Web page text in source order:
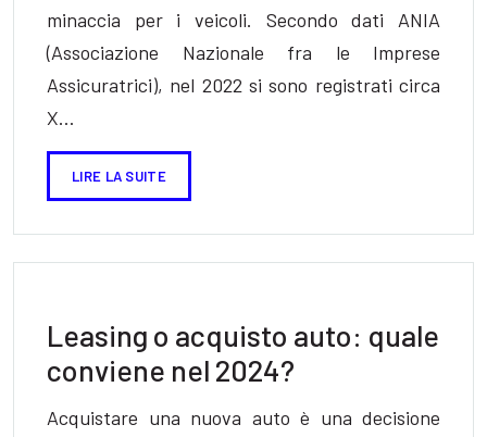
minaccia per i veicoli. Secondo dati ANIA
(Associazione Nazionale fra le Imprese
Assicuratrici), nel 2022 si sono registrati circa
X…
LIRE LA SUITE
Leasing o acquisto auto: quale
conviene nel 2024?
Acquistare una nuova auto è una decisione